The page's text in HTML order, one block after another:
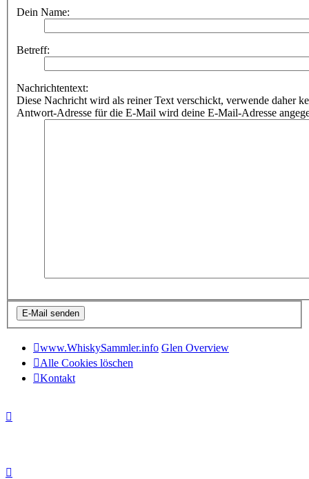
Dein Name:
Betreff:
Nachrichtentext:
Diese Nachricht wird als reiner Text verschickt, verwende daher
Antwort-Adresse für die E-Mail wird deine E-Mail-Adresse
www.WhiskySammler.info Glen Overview
Alle Cookies löschen
Kontakt